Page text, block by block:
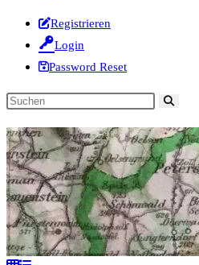
Registrieren
Login
Password Reset
Diese
durchsuchen